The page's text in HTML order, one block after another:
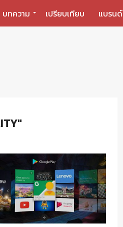
บทความ เปรียบเทียบ แบรนด์